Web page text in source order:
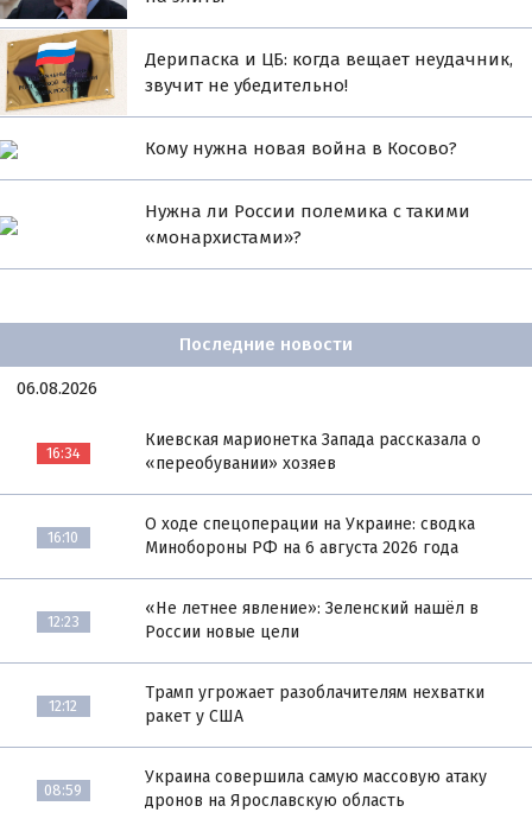
Дерипаска и ЦБ: когда вещает неудачник,
звучит не убедительно!
Кому нужна новая война в Косово?
Нужна ли России полемика с такими
«монархистами»?
Последние новости
06.08.2026
16:34
Киевская марионетка Запада рассказала о
«переобувании» хозяев
16:10
О ходе спецоперации на Украине: сводка
Минобороны РФ на 6 августа 2026 года
12:23
«Не летнее явление»: Зеленский нашёл в
России новые цели
12:12
Трамп угрожает разоблачителям нехватки
ракет у США
08:59
Украина совершила самую массовую атаку
дронов на Ярославскую область